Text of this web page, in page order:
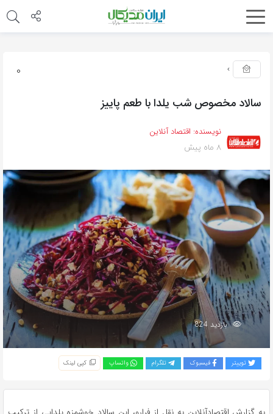
0
سالاد مخصوص شب یلدا با طعم پاییز
نویسنده: اقتصاد آنلاین
8 ماه پیش
بازدید 824
توییتر فیسبوک تلگرام واتساپ کپی لینک